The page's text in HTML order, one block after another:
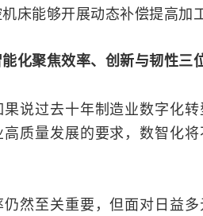
床能够开展动态补偿提高加
化聚焦效率、创新与韧性三
说过去十年制造业数字化
质量发展的要求，数智化
然至关重要，但面对日益